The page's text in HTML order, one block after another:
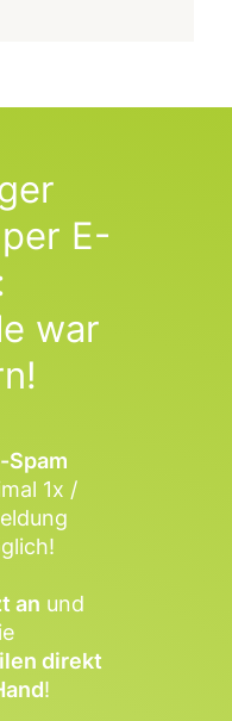
E-
war
Spam
1x /
an und
direkt
!